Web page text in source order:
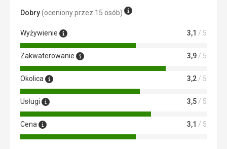
Dobry(oceniony przez 15 osób)
Wyżywienie 3,1 / 5
Zakwaterowanie 3,9 / 5
Okolica 3,2 / 5
Usługi 3,5 / 5
Cena 3,1 / 5